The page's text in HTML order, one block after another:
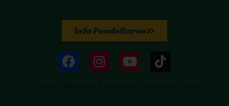
Info Pendaftaran